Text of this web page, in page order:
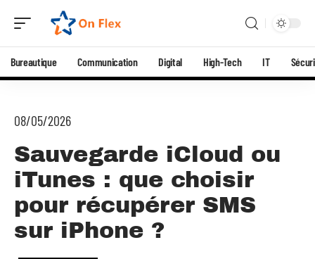
Bureautique Communication Digital High-Tech IT
08/05/2026
Sauvegarde iCloud ou
iTunes : que choisir
pour récupérer SMS
sur iPhone ?